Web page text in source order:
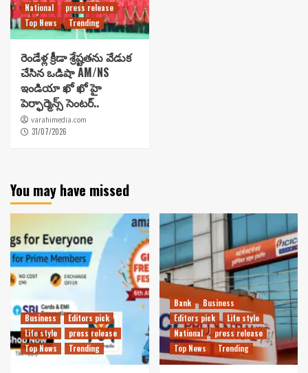
National
press release
Top News
Trending
రెండేళ్ల క్రీడా శ్రేష్టతను వేడుక
చేసిన ఒడిషా AM/NS
ఇండియా ఖో ఖో హై
పెర్ఫార్మెన్స్ సెంటర్..
varahimedia.com
31/07/2026
You may have missed
Business
Editors pick
Life style
press release
Top News
Trending
Bank
Business
Editors pick
Life style
National
press release
Top News
Trending